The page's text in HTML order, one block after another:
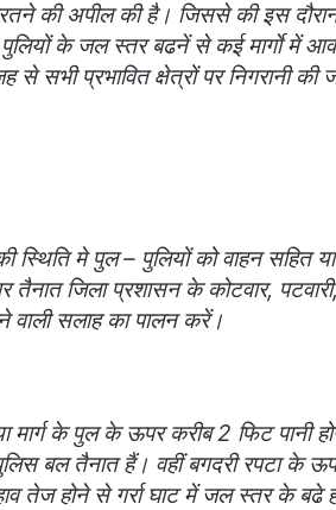
की अपील की है। जिससे की इस
के जल स्तर बढनें से कई मार्गाे में
सभी प्रभावित क्षेत्रों पर निगरानी की
स्थिति मे पुल – पुलियों को वाहन सहित
तैनात जिला प्रशासन के कोटवार,
वाली सलाह का पालन करें।
मार्ग के पुल के ऊपर करीब 2 फिट पानी
बल तैनात हैं। वहीं बगदरी रपटा के
तेज होने से गर्रा घाट में जल स्तर के बढे